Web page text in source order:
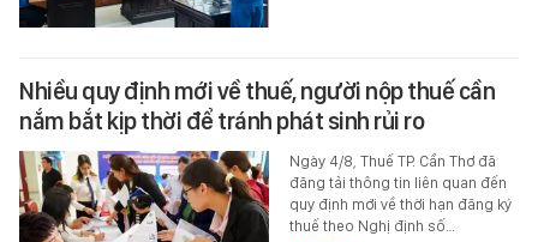
Nhiều quy định mới về thuế, người nộp thuế cần
nắm bắt kịp thời để tránh phát sinh rủi ro
Ngày 4/8, Thuế TP. Cần Thơ đã
đăng tải thông tin liên quan đến
quy định mới về thời hạn đăng ký
thuế theo Nghị định số…